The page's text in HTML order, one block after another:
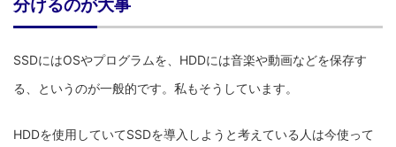
分けるのが大事
SSDにはOSやプログラムを、HDDには音楽や動画などを保存す
る、というのが一般的です。私もそうしています。
HDDを使用していてSSDを導入しようと考えている人は今使って